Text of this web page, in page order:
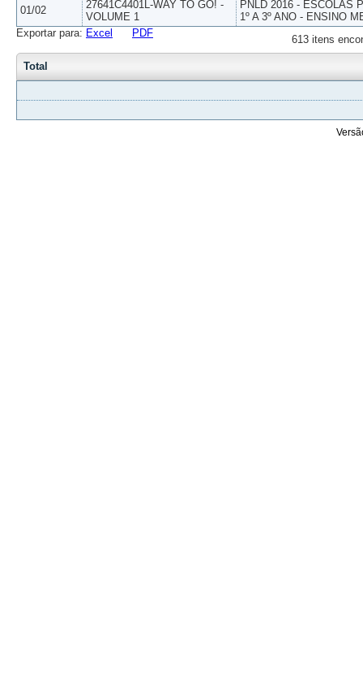
01/02
27641C4401L-WAY TO GO! -
VOLUME 1
PNLD 2016 - ESCOLAS
1º A 3º ANO - ENSINO
613 itens
Exportar para: Excel PDF
Total